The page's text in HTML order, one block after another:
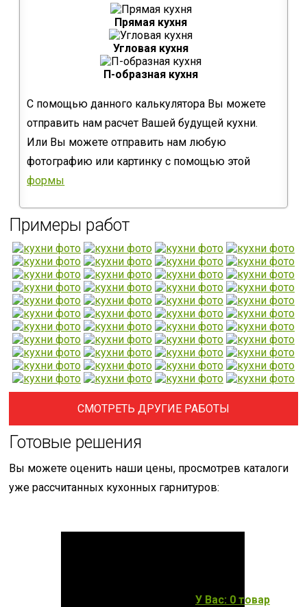
Прямая кухня
Угловая кухня
П-образная кухня
С помощью данного калькулятора Вы можете
отправить нам расчет Вашей будущей кухни.
Или Вы можете отправить нам любую
фотографию или картинку с помощью этой
формы
Примеры работ
СМОТРЕТЬ ДРУГИЕ РАБОТЫ
Готовые решения
Вы можете оценить наши цены, просмотрев каталоги
уже рассчитанных кухонных гарнитуров:
У Вас: 0 товар